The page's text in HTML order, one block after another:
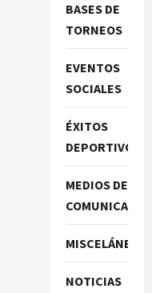
BASES DE
TORNEOS
EVENTOS
SOCIALES
ÉXITOS
DEPORTIVOS
MEDIOS DE
MISCELÁNEA
NOTICIAS